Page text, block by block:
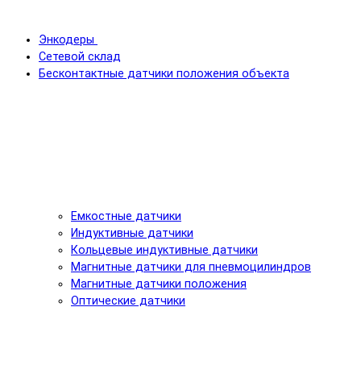
Энкодеры
Сетевой склад
Бесконтактные датчики положения объекта
Емкостные датчики
Индуктивные датчики
Кольцевые индуктивные датчики
Магнитные датчики для пневмоцилиндров
Магнитные датчики положения
Оптические датчики